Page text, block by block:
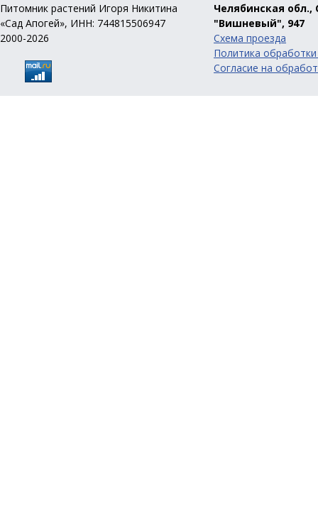
Питомник растений Игоря Никитина
«Сад Апогей», ИНН: 744815506947
2000-2026
Челябинская обл.,
"Вишневый", 947
Схема проезда
Политика
Согласие на